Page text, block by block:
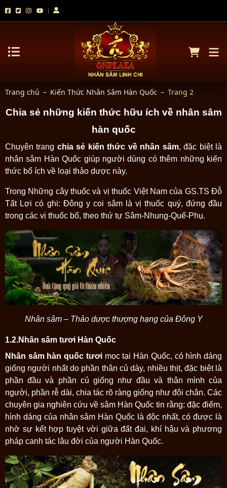
Trang chủ – Kiến Thức Nhân Sâm Hàn Quốc – Trang 2
Chia sẻ những kiến thức hữu ích về nhân sâm
hàn quốc
Chuyên trang chia sẻ kiến thức về nhân sâm, đặc biệt là
nhân sâm Hàn Quốc giúp người dùng có thêm những kiến
thức bổ ích về loại thảo dược này.
Trong Những cây thuốc và vị thuốc Việt Nam của GS.TS Đỗ
Tất Lợi có ghi: Đông y coi sâm là vị thuốc quý, đứng đầu
trong các vị thuốc bổ, theo thứ tự Sâm-Nhung-Quế-Phụ.
Nhân sâm – Thảo dược thượng hạng của Đông Y
1.2.Nhân sâm tươi Hàn Quốc
Nhân sâm hàn quốc tươimọc tại Hàn Quốc, có hình dáng
giống người nhất do phần thân củ dày, nhiều thịt, đặc biệt là
phần đầu và phần củ giống như đầu và thân mình của
người, phần rễ dài, chia tác rõ ràng giống như đôi chân. Các
chuyên gia nghiên cứu về sâm Hàn Quốc tin rằng: đặc điểm,
hình dáng của nhân sâm Hàn Quốc là độc nhất, có được là
nhờ sự kết hợp tuyệt vời giữa đất đai, khí hậu và phương
pháp canh tác lâu đời của người Hàn Quốc.